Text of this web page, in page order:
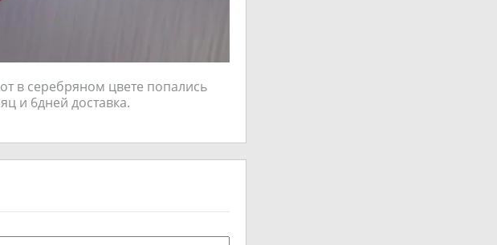
в серебряном цвете попались
и 6дней доставка.